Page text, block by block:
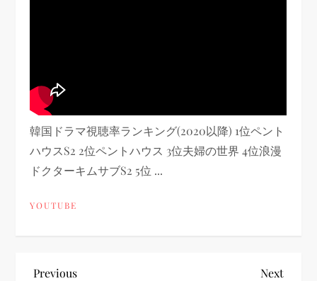
韓国ドラマ視聴率ランキング(2020以降) 1位ペント
ハウスS2 2位ペントハウス 3位夫婦の世界 4位浪漫
ドクターキムサブS2 5位 ...
YOUTUBE
Previous
Previous
Next
Next